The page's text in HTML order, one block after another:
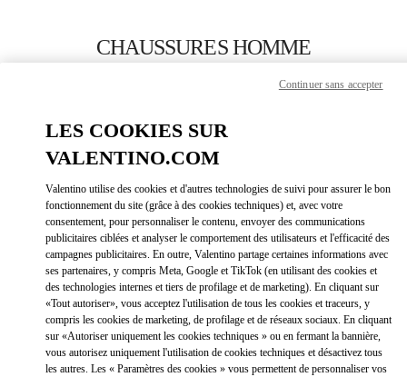
CHAUSSURES HOMME
APPELLE MAINTENANT
PLUS DE DÉTAILS
OBTENIR DES DIRECTIONSLINK
LES COOKIES SUR
VALENTINO.COM
Valentino utilise des cookies et d'autres technologies de suivi pour assurer le bon
fonctionnement du site (grâce à des cookies techniques) et, avec votre
consentement, pour personnaliser le contenu, envoyer des communications
publicitaires ciblées et analyser le comportement des utilisateurs et l'efficacité des
campagnes publicitaires. En outre, Valentino partage certaines informations avec
ses partenaires, y compris Meta, Google et TikTok (en utilisant des cookies et
des technologies internes et tiers de profilage et de marketing). En cliquant sur
«Tout autoriser», vous acceptez l'utilisation de tous les cookies et traceurs, y
compris les cookies de marketing, de profilage et de réseaux sociaux. En cliquant
sur «Autoriser uniquement les cookies techniques » ou en fermant la bannière,
vous autorisez uniquement l'utilisation de cookies techniques et désactivez tous
les autres. Les « Paramètres des cookies » vous permettent de personnaliser vos
Continuer sans accepter